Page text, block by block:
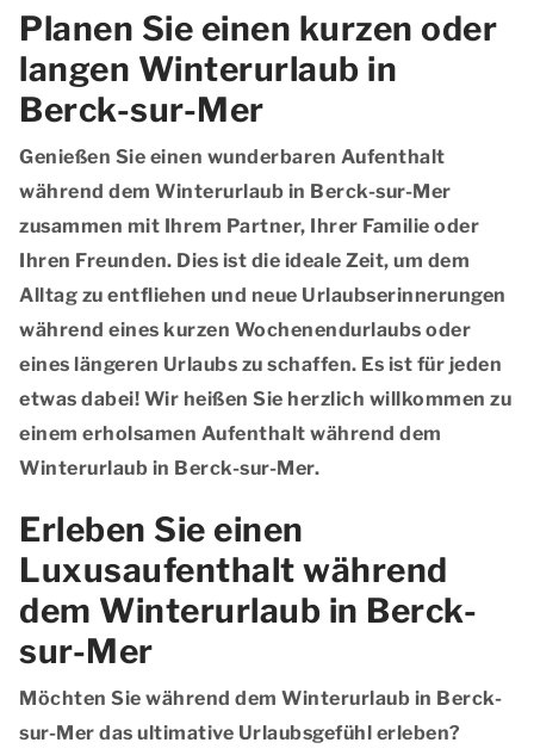
Planen Sie einen kurzen oder
langen Winterurlaub in
Berck-sur-Mer
Genießen Sie einen wunderbaren Aufenthalt
während dem Winterurlaub in Berck-sur-Mer
zusammen mit Ihrem Partner, Ihrer Familie oder
Ihren Freunden. Dies ist die ideale Zeit, um dem
Alltag zu entfliehen und neue Urlaubserinnerungen
während eines kurzen Wochenendurlaubs oder
eines längeren Urlaubs zu schaffen. Es ist für jeden
etwas dabei! Wir heißen Sie herzlich willkommen zu
einem erholsamen Aufenthalt während dem
Winterurlaub in Berck-sur-Mer.
Erleben Sie einen
Luxusaufenthalt während
dem Winterurlaub in Berck-
sur-Mer
Möchten Sie während dem Winterurlaub in Berck-
sur-Mer das ultimative Urlaubsgefühl erleben?